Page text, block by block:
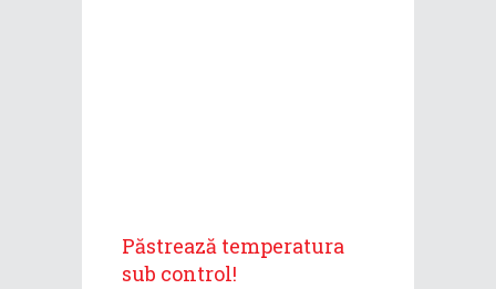
Păstrează temperatura
sub control!